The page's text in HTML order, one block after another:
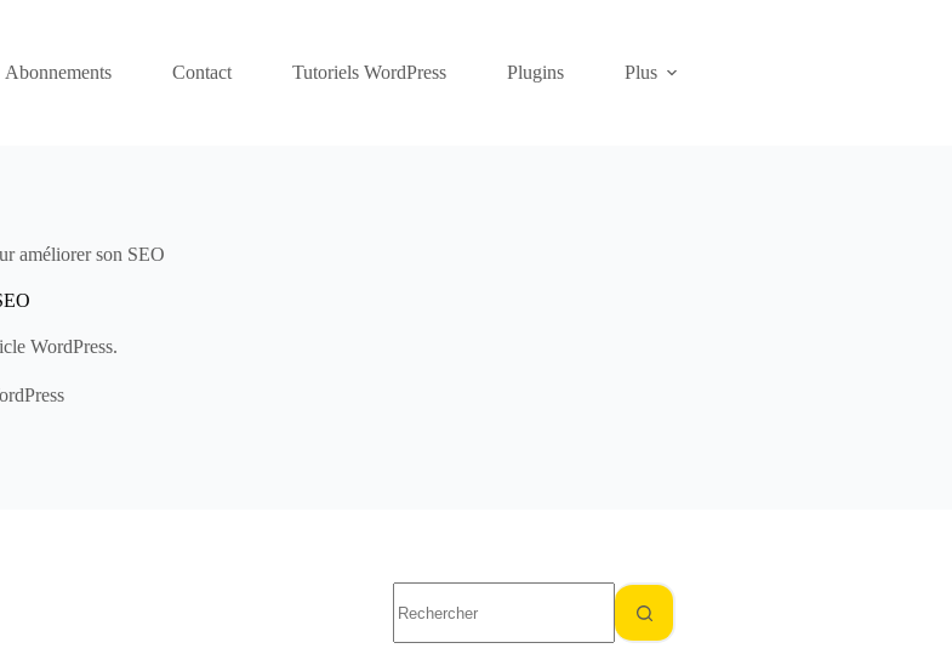
Abonnements Contact Tutoriels WordPress Plugins Plus
améliorer son SEO
WordPress.
résultat